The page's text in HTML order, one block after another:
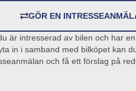
GÖR EN
är intresserad av bilen och har
in i samband med bilköpet kan
och få ett förslag på